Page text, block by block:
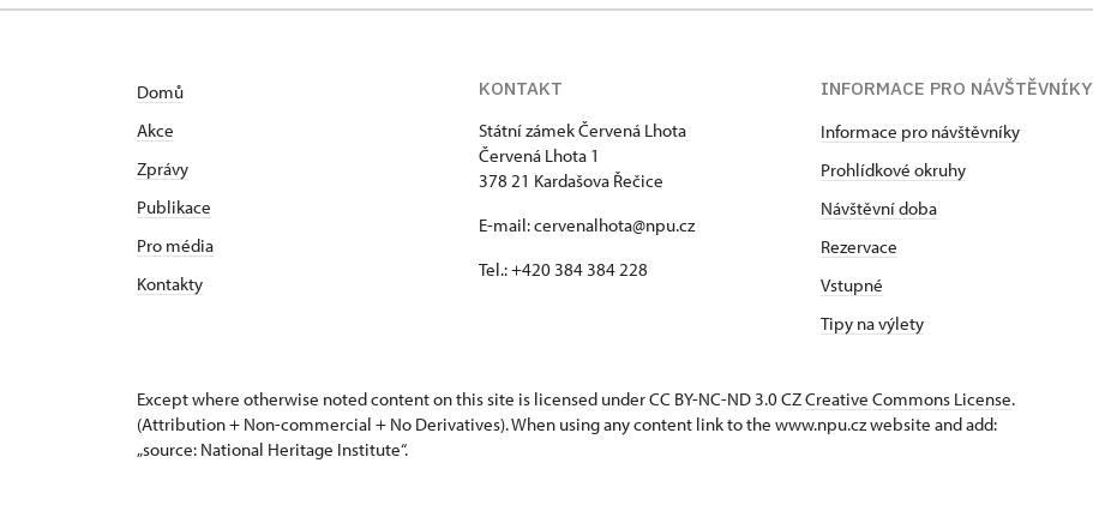
Domů
Akce
Zprávy
Publikace
Pro média
Kontakty
KONTAKT
Státní zámek Červená Lhota
Červená Lhota 1
378 21 Kardašova Řečice
E-mail: cervenalhota@npu.cz
Tel.: +420 384 384 228
INFORMACE PRO NÁVŠTĚVNÍKY
Informace pro návštěvníky
Prohlídkové okruhy
Návštěvní doba
Rezervace
Vstupné
Tipy na výlety
Except where otherwise noted content on this site is licensed under CC BY-NC-ND 3.0 CZCreative Commons License.
(Attribution + Non-commercial + No Derivatives). When using any content link to the www.npu.cz website and add:
„source: National Heritage Institute“.